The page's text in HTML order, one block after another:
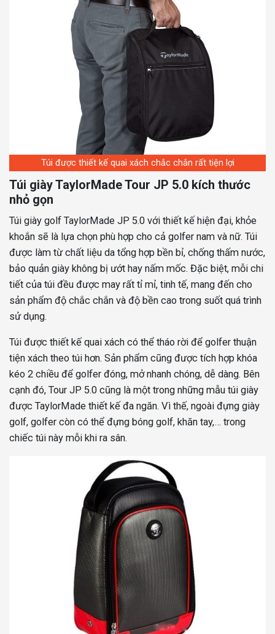
Túi được thiết kế quai xách chắc chắn rất tiện lợi
Túi giày TaylorMade Tour JP 5.0 kích thước
nhỏ gọn
Túi giày golf TaylorMade JP 5.0 với thiết kế hiện đại, khỏe
khoắn sẽ là lựa chọn phù hợp cho cả golfer nam và nữ. Túi
được làm từ chất liệu da tổng hợp bền bỉ, chống thấm nước,
bảo quản giày không bị ướt hay nấm mốc. Đặc biệt, mỗi chi
tiết của túi đều được may rất tỉ mỉ, tinh tế, mang đến cho
sản phẩm độ chắc chắn và độ bền cao trong suốt quá trình
sử dụng.
Túi được thiết kế quai xách có thể tháo rời để golfer thuận
tiện xách theo túi hơn. Sản phẩm cũng được tích hợp khóa
kéo 2 chiều để golfer đóng, mở nhanh chóng, dễ dàng. Bên
cạnh đó, Tour JP 5.0 cũng là một trong những mẫu túi giày
được TaylorMade thiết kế đa ngăn. Vì thế, ngoài đựng giày
golf, golfer còn có thể đựng bóng golf, khăn tay,… trong
chiếc túi này mỗi khi ra sân.